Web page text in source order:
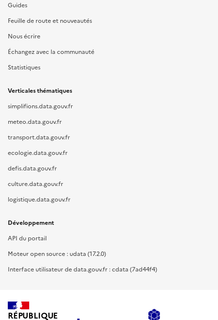
Guides
Feuille de route et nouveautés
Nous écrire
Échangez avec la communauté
Statistiques
Verticales thématiques
simplifions.data.gouv.fr
meteo.data.gouv.fr
transport.data.gouv.fr
ecologie.data.gouv.fr
defis.data.gouv.fr
culture.data.gouv.fr
logistique.data.gouv.fr
Développement
API du portail
Moteur open source : udata (17.2.0)
Interface utilisateur de data.gouv.fr : cdata (7ad44f4)
RÉPUBLIQUE